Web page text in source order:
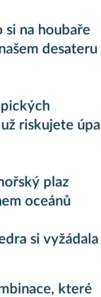
si na houbaře
desateru
riskujete úpal
plaz
oceánů
si vyžádala
které